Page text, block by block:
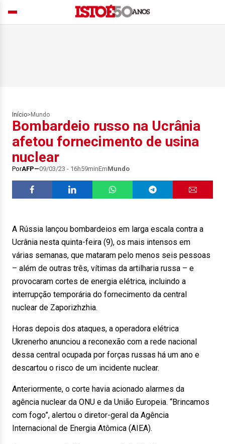
Início> Mundo
Bombardeio russo na Ucrânia
afetou fornecimento de usina
nuclear
PorAFP 09/03/23 - 16h59minEmMundo
A Rússia lançou bombardeios em larga escala contra a
Ucrânia nesta quinta-feira (9), os mais intensos em
várias semanas, que mataram pelo menos seis pessoas
– além de outras três, vítimas da artilharia russa – e
provocaram cortes de energia elétrica, incluindo a
interrupção temporária do fornecimento da central
nuclear de Zaporizhzhia.
Horas depois dos ataques, a operadora elétrica
Ukrenerho anunciou a reconexão com a rede nacional
dessa central ocupada por forças russas há um ano e
descartou o risco de um incidente nuclear.
Anteriormente, o corte havia acionado alarmes da
agência nuclear da ONU e da União Europeia. “Brincamos
com fogo”, alertou o diretor-geral da Agência
Internacional de Energia Atômica (AIEA).